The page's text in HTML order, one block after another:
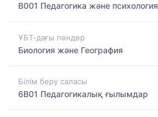
B001 Педагогика және психология
ҰБТ-дағы пәндер
Биология және География
Білім беру саласы
6B01 Педагогикалық ғылымдар